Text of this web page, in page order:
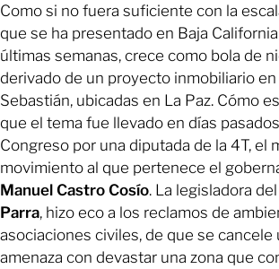
Como si no fuera suficiente con la
que se ha presentado en Baja
últimas semanas, crece como bola de
derivado de un proyecto inmobiliario en
Sebastián, ubicadas en La Paz. Cómo
que el tema fue llevado en días
Congreso por una diputada de la 4T, el
movimiento al que pertenece el
Manuel Castro Cosío. La legisladora del
Parra, hizo eco a los reclamos de
asociaciones civiles, de que se cancele
amenaza con devastar una zona que